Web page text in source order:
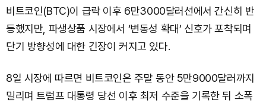
비트코인(BTC)이 급락 이후 6만3000달러선에서 간신히 반
등했지만, 파생상품 시장에서 ‘변동성 확대’ 신호가 포착되며
단기 방향성에 대한 긴장이 커지고 있다.
8일 시장에 따르면 비트코인은 주말 동안 5만9000달러까지
밀리며 트럼프 대통령 당선 이후 최저 수준을 기록한 뒤 소폭